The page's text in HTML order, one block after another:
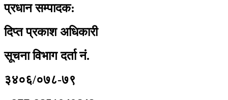
प्रधान सम्पादक:
दिप्त प्रकाश अधिकारी
सूचना विभाग दर्ता नं.
३४०६/०७८-७९